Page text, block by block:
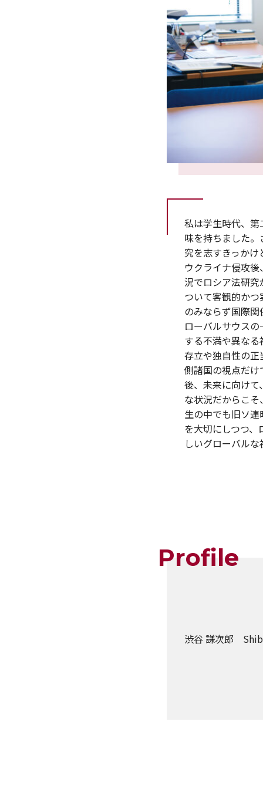
私は学生時代、
味を持ちました
究を志すきっか
ウクライナ侵攻
況でロシア法研
ついて客観的か
のみならず国際
ローバルサウス
する不満や異な
存立や独自性の
側諸国の視点だ
後、未来に向け
な状況だからこ
生の中でも旧ソ
を大切にしつつ
しいグローバル
Profile
渋谷 謙次郎